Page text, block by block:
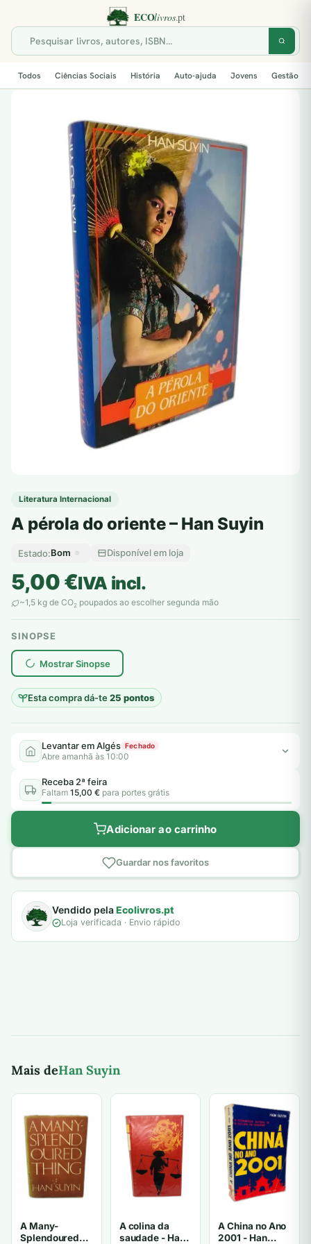
Todos Ciências Sociais História Auto-ajuda Jovens Gestão
Literatura Internacional
A pérola do oriente – Han Suyin
Estado:Bom Disponível em loja
5,00€IVA incl.
~1,5 kg de CO2 poupados ao escolher segunda mão
SINOPSE
Mostrar Sinopse
Esta compra dá-te25 pontos
plantar árvores reais
Levantar em Algés Fechado
Abre amanhã às 10:00
Receba 2ª feira
Faltam 15,00 € para portes grátis
Adicionar ao carrinho
Guardar nos favoritos
Vendido pelaEcolivros.pt
Loja verificada · Envio rápido
Mais deHan Suyin
A Many-
Splendoured
A colina da
saudade - Han
A China no Ano
2001 - Han